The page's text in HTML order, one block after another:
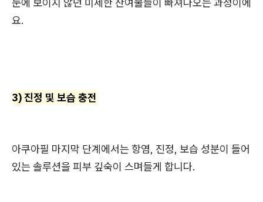
요.
3) 진정 및 보습 충전
아쿠아필 마지막 단계에서는 항염, 진정, 보습 성분이 들어
있는 솔루션을 피부 깊숙이 스며들게 합니다.